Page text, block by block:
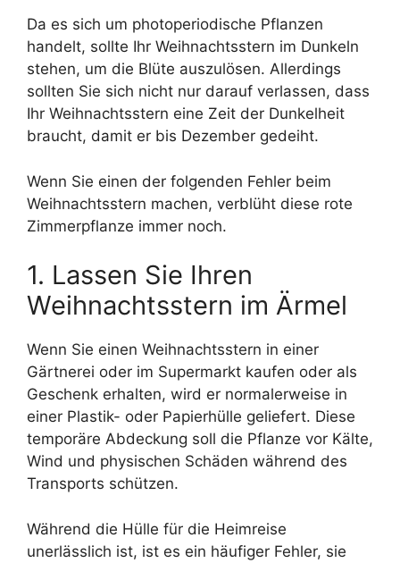
Da es sich um photoperiodische Pflanzen
handelt, sollte Ihr Weihnachtsstern im Dunkeln
stehen, um die Blüte auszulösen. Allerdings
sollten Sie sich nicht nur darauf verlassen, dass
Ihr Weihnachtsstern eine Zeit der Dunkelheit
braucht, damit er bis Dezember gedeiht.
Wenn Sie einen der folgenden Fehler beim
Weihnachtsstern machen, verblüht diese rote
Zimmerpflanze immer noch.
1. Lassen Sie Ihren
Weihnachtsstern im Ärmel
Wenn Sie einen Weihnachtsstern in einer
Gärtnerei oder im Supermarkt kaufen oder als
Geschenk erhalten, wird er normalerweise in
einer Plastik- oder Papierhülle geliefert. Diese
temporäre Abdeckung soll die Pflanze vor Kälte,
Wind und physischen Schäden während des
Transports schützen.
Während die Hülle für die Heimreise
unerlässlich ist, ist es ein häufiger Fehler, sie